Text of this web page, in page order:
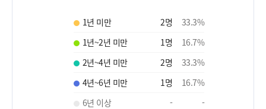
1년 미만 2명 33.3%
1년~2년 미만
1명 16.7%
2년~4년 미만
2명 33.3%
4년~6년 미만
1명 16.7%
6년 이상
- -